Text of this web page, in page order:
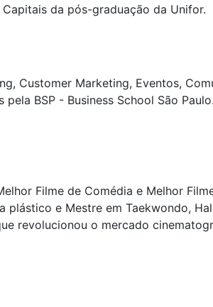
da pós-graduação da Unifor.
Customer Marketing, Eventos,
BSP - Business School São
Filme de Comédia e Melhor
e Mestre em Taekwondo,
revolucionou o mercado